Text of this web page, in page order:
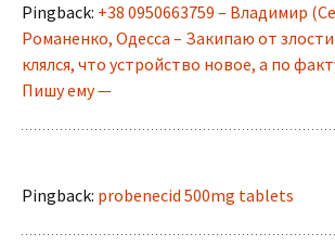
Pingback: +38 0950663759 – Владимир
Романенко, Одесса – Закипаю от
клялся, что устройство новое, а по
Пишу ему —
Pingback: probenecid 500mg tablets